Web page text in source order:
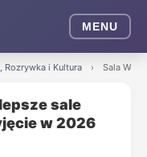
MENU
Rozrywka i Kultura › Sala
sale
w 2026